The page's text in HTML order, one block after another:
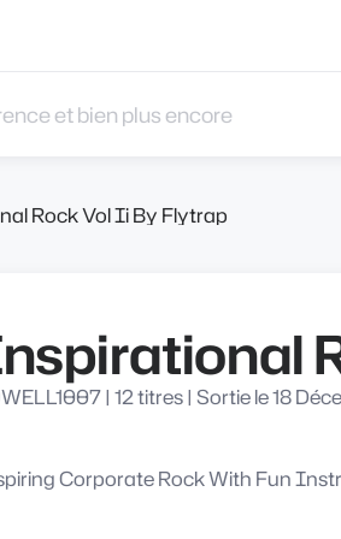
Rock Vol Ii By Flytrap
| 12 titres| Sortie le 18
Corporate Rock With Fun